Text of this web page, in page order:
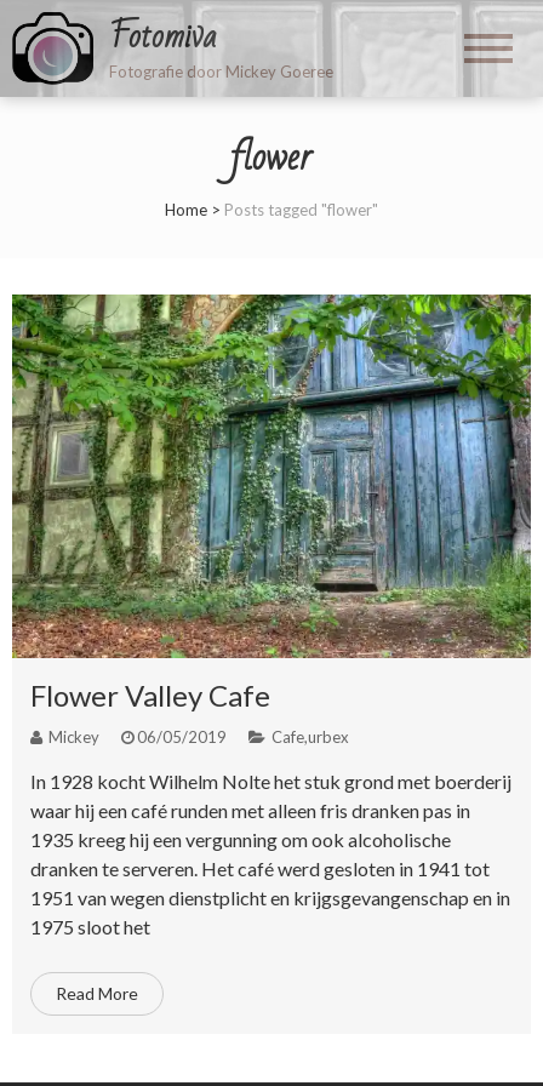
Fotomiva
Fotografie door Mickey Goeree
flower
Home > Posts tagged "flower"
Flower Valley Cafe
Mickey 06/05/2019 Cafe,urbex
In 1928 kocht Wilhelm Nolte het stuk grond met boerderij
waar hij een café runden met alleen fris dranken pas in
1935 kreeg hij een vergunning om ook alcoholische
dranken te serveren. Het café werd gesloten in 1941 tot
1951 van wegen dienstplicht en krijgsgevangenschap en in
1975 sloot het
Read More